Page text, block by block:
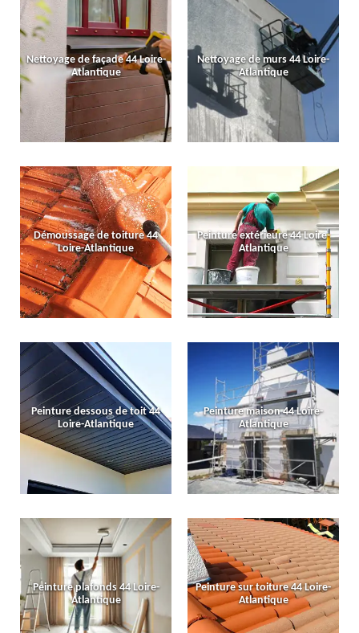
Nettoyage de façade 44 Loire-
Atlantique
Nettoyage de murs 44 Loire-
Atlantique
Démoussage de toiture 44
Loire-Atlantique
Peinture extérieure 44 Loire-
Atlantique
Peinture dessous de toit 44
Loire-Atlantique
Peinture maison 44 Loire-
Atlantique
Peinture plafonds 44 Loire-
Atlantique
Peinture sur toiture 44 Loire-
Atlantique